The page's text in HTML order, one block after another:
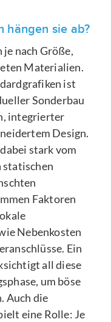
hängen sie ab?
nach Größe,
Materialien.
ist
Sonderbau
integrierter
Design.
stark vom
statischen
Faktoren
Nebenkosten
Ein
all diese
um böse
Auch die
eine Rolle: Je